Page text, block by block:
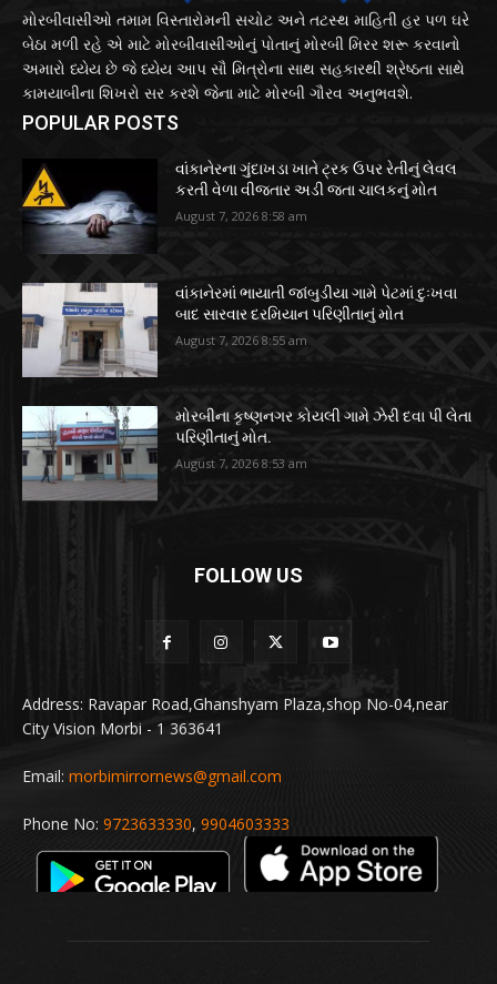
મોરબીવાસીઓ તમામ વિસ્તારોમની સચોટ અને તટસ્થ માહિતી હર પળ ઘરે
બેઠા મળી રહે એ માટે મોરબીવાસીઓનું પોતાનું મોરબી મિરર શરૂ કરવાનો
અમારો ધ્યેય છે જે ધ્યેય આપ સૌ મિત્રોના સાથ સહકારથી શ્રેષ્ઠતા સાથે
કામયાબીના શિખરો સર કરશે જેના માટે મોરબી ગૌરવ અનુભવશે.
POPULAR POSTS
વાંકાનેરના ગુંદાખડા ખાતે ટ્રક ઉપર રેતીનું લેવલ
કરતી વેળા વીજતાર અડી જતા ચાલકનું મોત
August 7, 2026 8:58 am
વાંકાનેરમાં ભાયાતી જાંબુડીયા ગામે પેટમાં દુઃખવા
બાદ સારવાર દરમિયાન પરિણીતાનું મોત
August 7, 2026 8:55 am
મોરબીના કૃષ્ણનગર કોયલી ગામે ઝેરી દવા પી લેતા
પરિણીતાનું મોત.
August 7, 2026 8:53 am
FOLLOW US
Address: Ravapar Road,Ghanshyam Plaza,shop No-04,near
City Vision Morbi - 1 363641
Email: morbimirrornews@gmail.com
Phone No: 9723633330, 9904603333